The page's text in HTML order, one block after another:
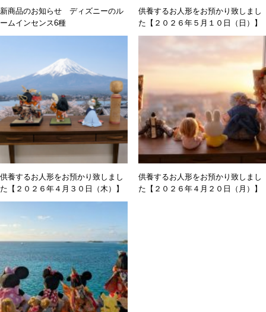
新商品のお知らせ ディズニーのル
ームインセンス6種
供養するお人形をお預かり致しまし
た【２０２６年５月１０日（日）】
供養するお人形をお預かり致しまし
た【２０２６年４月３０日（木）】
供養するお人形をお預かり致しまし
た【２０２６年４月２０日（月）】